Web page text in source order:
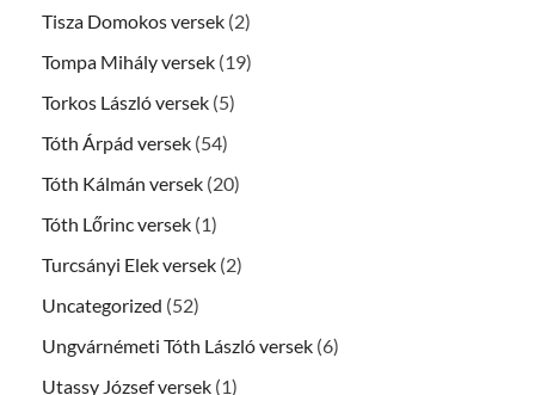
Tisza Domokos versek (2)
Tompa Mihály versek (19)
Torkos László versek (5)
Tóth Árpád versek (54)
Tóth Kálmán versek (20)
Tóth Lőrinc versek (1)
Turcsányi Elek versek (2)
Uncategorized (52)
Ungvárnémeti Tóth László versek (6)
Utassy József versek (1)